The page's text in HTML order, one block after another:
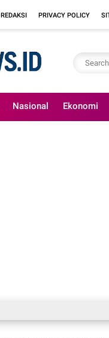
REDAKSI PRIVACY POLICY
Nasional Ekonomi